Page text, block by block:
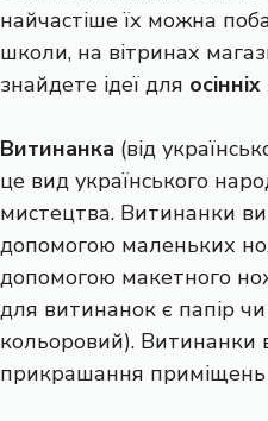
найчастіше їх можна
школи, на вітринах
знайдете ідеї для
Витинанка (від
це вид українського
мистецтва. Витинанки
допомогою маленьких
допомогою макетного
для витинанок є папір
кольоровий). Витинанки
прикрашання приміщень